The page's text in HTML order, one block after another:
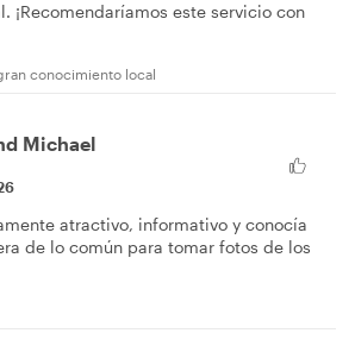
¡Recomendaríamos este servicio con
conocimiento local
Michael
atractivo, informativo y conocía
de lo común para tomar fotos de los